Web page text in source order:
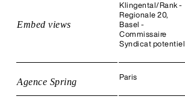
Embed views
Klingental/Rank -
Regionale 20,
Basel -
Commissaire
Syndicat potentiel
Agence Spring Paris